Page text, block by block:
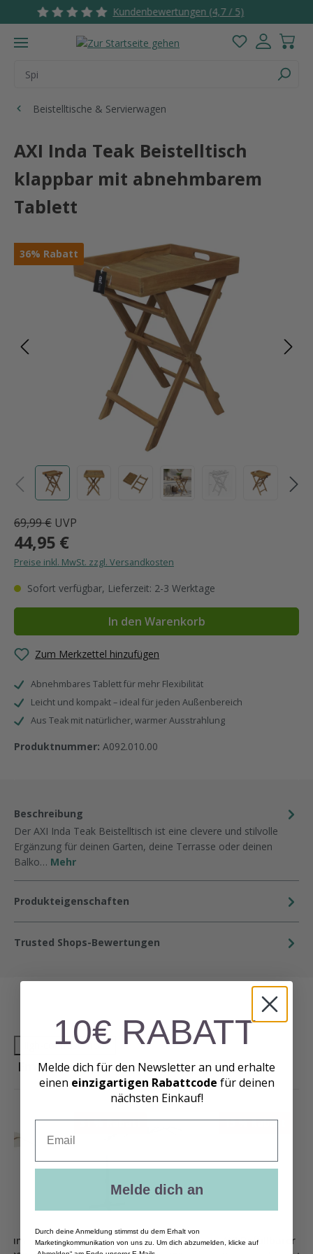
Zum Hauptinhalt springen
(4,7 / 5)
Du hast 0
Beistelltische & Servierwagen
AXI Inda Teak Beistelltisch
klappbar mit abnehmbarem
Tablett
36% Rabatt
69,99 € UVP
44,95 €
Preise inkl. MwSt. zzgl. Versandkosten
Sofort verfügbar, Lieferzeit: 2-3 Werktage
In den Warenkorb
Zum Merkzettel hinzufügen
Abnehmbares Tablett für mehr Flexibilität
Leicht und kompakt – ideal für jeden Außenbereich
Aus Teak mit natürlicher, warmer Ausstrahlung
Produktnummer: A092.010.00
Beschreibung
Der AXI Inda Teak Beistelltisch ist eine clevere und stilvolle
Ergänzung für deinen Garten, deine Terrasse oder deinen
Balko… Mehr
Produkteigenschaften
Trusted Shops-Bewertungen
High-contrast mode
Empfohlene Produkte
31% Rabatt
AXI Milad Premium
15% Rabatt
AXI Befüllbarer
10€ RABATT
Melde dich für den Newsletter an und erhalte
einen einzigartigen Rabattcode für deinen
nächsten Einkauf!
Melde dich an
Durch deine Anmeldung stimmst du dem Erhalt von
Marketingkommunikation von uns zu. Um dich abzumelden, klicke auf